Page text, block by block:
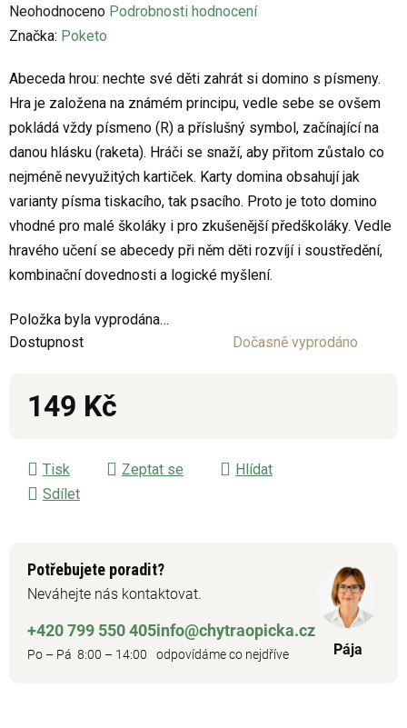
Průměrné
hodnocení
je
0,0
z
5
hvězdiček.
Neohodnoceno Podrobnosti hodnocení
Značka: Poketo
Abeceda hrou: nechte své děti zahrát si domino s písmeny.
Hra je založena na známém principu, vedle sebe se ovšem
pokládá vždy písmeno (R) a příslušný symbol, začínající na
danou hlásku (raketa). Hráči se snaží, aby přitom zůstalo co
nejméně nevyužitých kartiček. Karty domina obsahují jak
varianty písma tiskacího, tak psacího. Proto je toto domino
vhodné pro malé školáky i pro zkušenější předškoláky. Vedle
hravého učení se abecedy při něm děti rozvíjí i soustředění,
kombinační dovednosti a logické myšlení.
Položka byla vyprodána…
Dostupnost
Dočasně vyprodáno
149 Kč
Tisk Zeptat se
Hlídat
Sdílet
Potřebujete poradit?
Neváhejte nás kontaktovat.
+420 799 550 405
Po – Pá 8:00 – 14:00
info@chytraopicka.cz
odpovídáme co nejdříve Pája